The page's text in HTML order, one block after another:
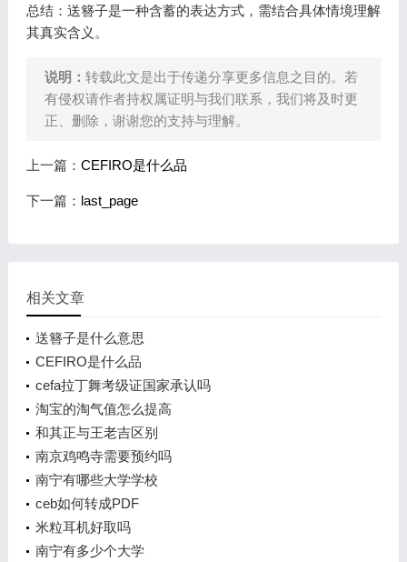
总结：送簪子是一种含蓄的表达方式，需结合具体情境理解
其真实含义。
说明： 转载此文是出于传递分享更多信息之目的。若
有侵权请作者持权属证明与我们联系，我们将及时更
正、删除，谢谢您的支持与理解。
上一篇： CEFIRO是什么品
下一篇： last_page
相关文章
送簪子是什么意思
CEFIRO是什么品
cefa拉丁舞考级证国家承认吗
淘宝的淘气值怎么提高
和其正与王老吉区别
南京鸡鸣寺需要预约吗
南宁有哪些大学学校
ceb如何转成PDF
米粒耳机好取吗
南宁有多少个大学